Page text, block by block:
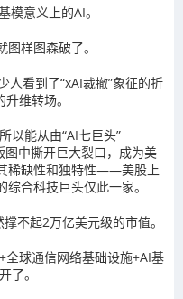
模意义上的AI。
样图森破了。
人看到了“xAI裁撤”象征的折
维转场。
以能从由“AI七巨头”
中撕开巨大裂口，成为美
稀缺性和独特性——美股上
合科技巨头仅此一家。
不起2万亿美元级的市值。
球通信网络基础设施+AI基
了。